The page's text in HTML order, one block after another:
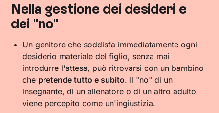
Nella gestione dei desideri e
dei "no"
Un genitore che soddisfa immediatamente ogni
desiderio materiale del figlio, senza mai
introdurre l'attesa, può ritrovarsi con un bambino
che pretende tutto e subito. Il "no" di un
insegnante, di un allenatore o di un altro adulto
viene percepito come un'ingiustizia.